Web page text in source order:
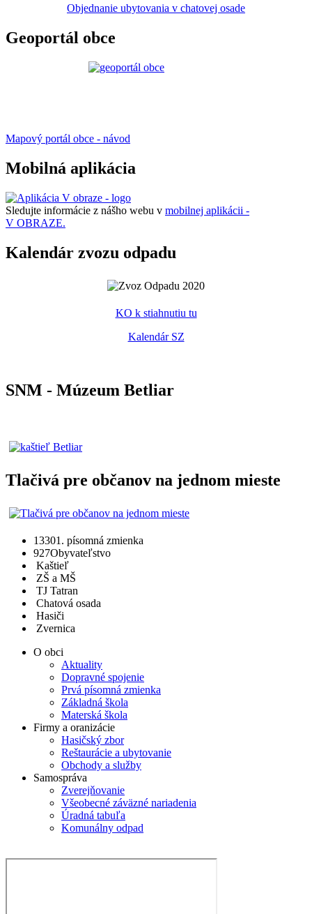
Objednanie ubytovania v chatovej osade
Geoportál obce
Mapový portál obce - návod
Mobilná aplikácia
Sledujte informácie z nášho webu v mobilnej aplikácii -
V OBRAZE.
Kalendár zvozu odpadu
KO k stiahnutiu tu
Kalendár SZ
SNM - Múzeum Betliar
Tlačivá pre občanov na jednom mieste
13301. písomná zmienka
927Obyvateľstvo
Kaštieľ
ZŠ a MŠ
TJ Tatran
Chatová osada
Hasiči
Zvernica
O obci
Aktuality
Dopravné spojenie
Prvá písomná zmienka
Základná škola
Materská škola
Firmy a oranizácie
Hasičský zbor
Reštaurácie a ubytovanie
Obchody a služby
Samospráva
Zverejňovanie
Všeobecné záväzné nariadenia
Úradná tabuľa
Komunálny odpad